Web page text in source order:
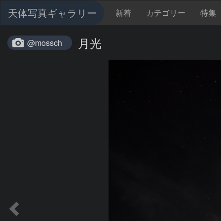
天体写真ギャラリー 新着 カテゴリー 特集
@mossch 月光